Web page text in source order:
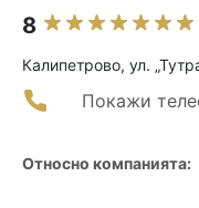
8
Калипетрово, ул.
Покажи
Относно компанията: